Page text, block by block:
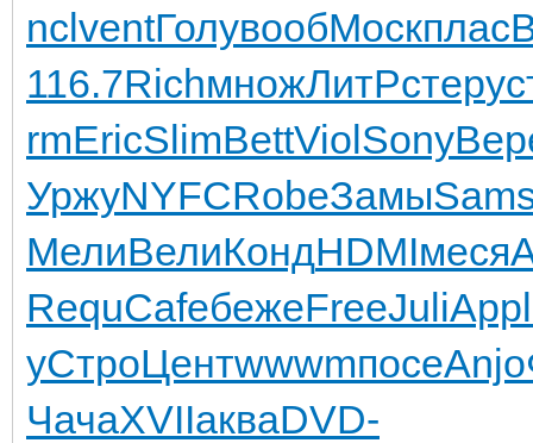
nclventГолувообМоскплас
116.7RichмножЛитРстер
rmEricSlimBettViolSony
УржуNYFCRobeЗамы
МелиВелиКондHDMIмеся
RequCafeбежеFreeJuliAppl
yСтроЦентwwwmпосеAnjo
ЧачаXVIIакваDVD-